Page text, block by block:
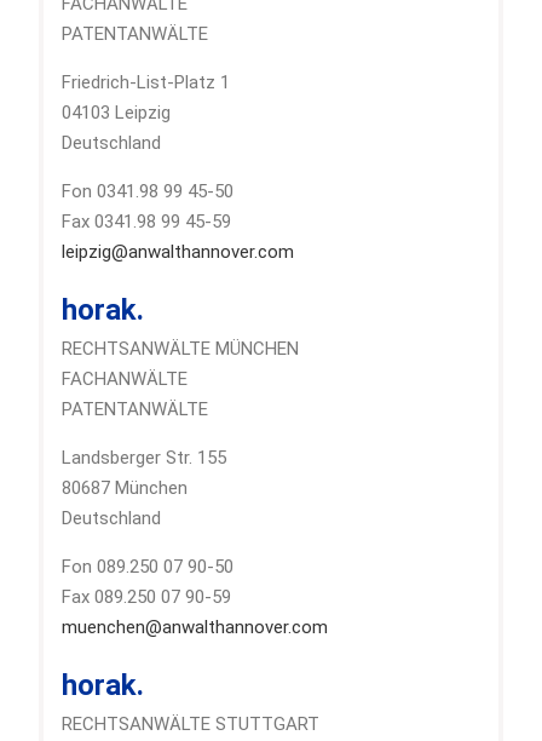
PATENTANWÄLTE
Friedrich-List-Platz 1
04103 Leipzig
Deutschland
Fon 0341.98 99 45-50
Fax 0341.98 99 45-59
leipzig@anwalthannover.com
horak.
RECHTSANWÄLTE MÜNCHEN
FACHANWÄLTE
PATENTANWÄLTE
Landsberger Str. 155
80687 München
Deutschland
Fon 089.250 07 90-50
Fax 089.250 07 90-59
muenchen@anwalthannover.com
horak.
RECHTSANWÄLTE STUTTGART